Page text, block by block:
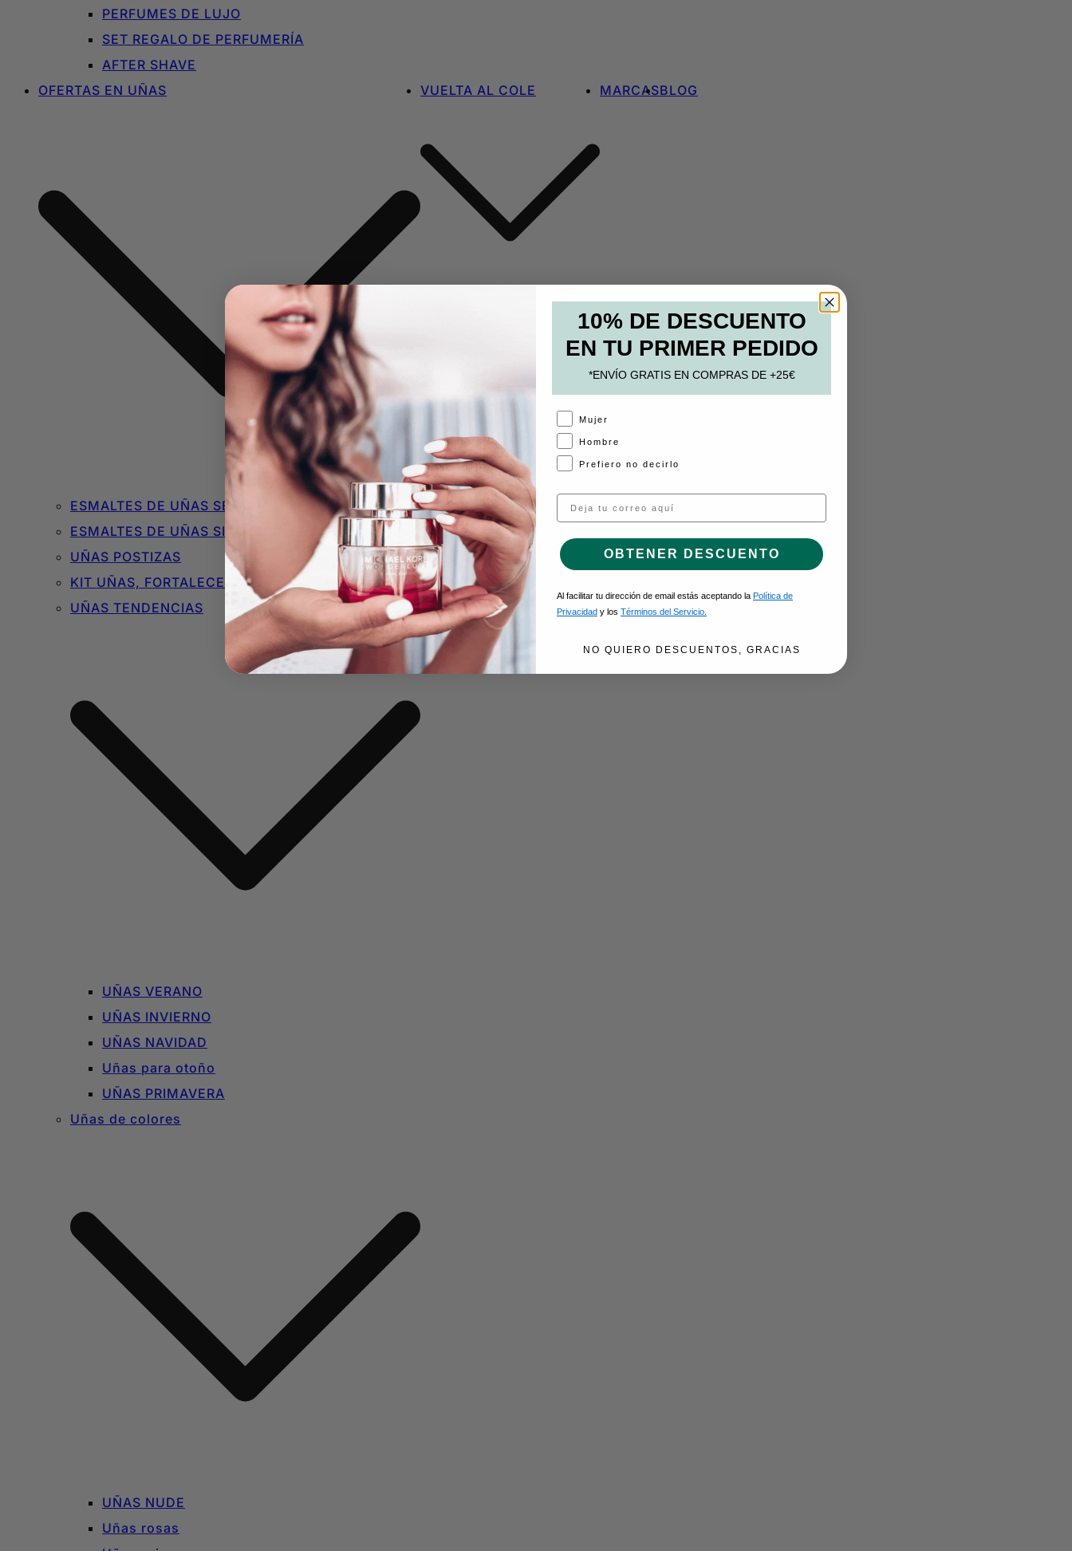
PERFUMES DE LUJO
SET REGALO DE PERFUMERÍA
AFTER SHAVE
OFERTAS EN UÑAS
ESMALTES DE UÑAS SEMIPERMANENTES O DE GEL
ESMALTES DE UÑAS SIN TÓXICOS
UÑAS POSTIZAS
KIT UÑAS, FORTALECEDORES Y BÁSICOS
UÑAS TENDENCIAS
UÑAS VERANO
UÑAS INVIERNO
UÑAS NAVIDAD
Uñas para otoño
UÑAS PRIMAVERA
Uñas de colores
UÑAS NUDE
Uñas rosas
VUELTA AL COLE
MOCHILAS Y BOLSOS
MARCASBLOG
10% DE DESCUENTO
EN TU PRIMER PEDIDO
*ENVÍO GRATIS EN COMPRAS DE +25€
A Mujer
Hombre
Prefiero no decirlo
Email
OBTENER DESCUENTO
Al facilitar tu dirección de email estás aceptando la Política de
Privacidad y los Términos del Servicio.
NO QUIERO DESCUENTOS, GRACIAS